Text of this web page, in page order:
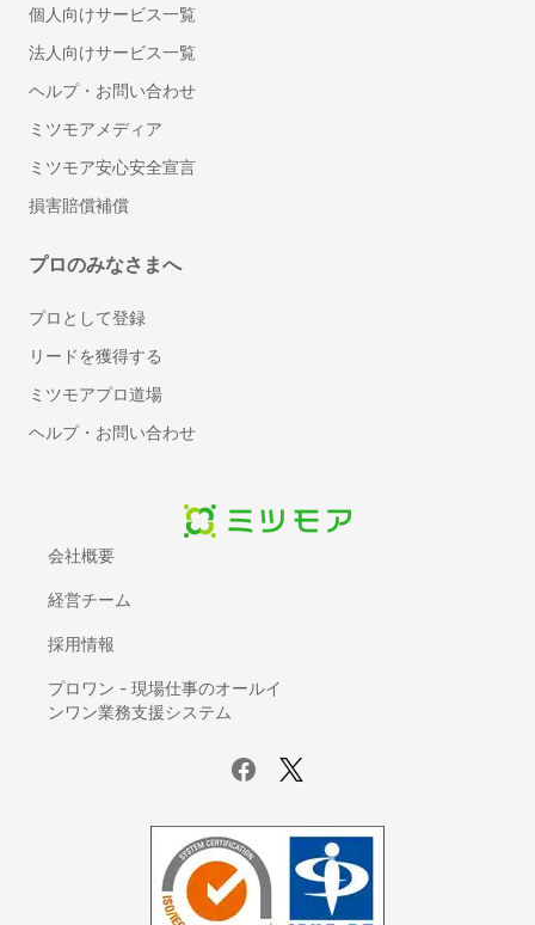
ドローン飛行許可申請代行の行政書士
チラシデザイン・フライヤー作成
看板・のぼり作成
翻訳
英語・英文の翻訳
リフォーム
インテリアコーディネーター
フローリング・床の張り替え
壁紙・クロスの張り替えリフォーム
トイレリフォーム・トイレ（便器）交換
ドア交換
雨樋の掃除
和室から洋室へのリフォーム
キッチンのリフォーム
階段のリフォーム
会社概要
経営チーム
採用情報
プロワン - 現場仕事のオールイ
ンワン業務支援システム
個人向けサービス一覧
法人向けサービス一覧
ヘルプ・お問い合わせ
ミツモアメディア
ミツモア安心安全宣言
損害賠償補償
プロのみなさまへ
プロとして登録
リードを獲得する
ミツモアプロ道場
ヘルプ・お問い合わせ